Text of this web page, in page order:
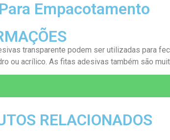
Empacotamento
transparente podem ser utilizadas para
ou acrílico. As fitas adesivas também são
RELACIONADOS